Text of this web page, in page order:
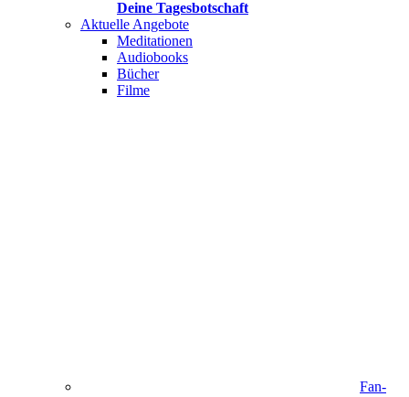
Deine Tagesbotschaft
Aktuelle Angebote
Meditationen
Audiobooks
Bücher
Filme
Fan-